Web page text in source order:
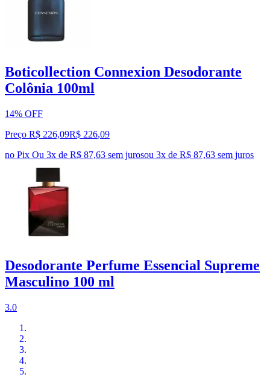
Boticollection Connexion Desodorante
Colônia 100ml
14% OFF
Preço R$ 226,09R$ 226,09
no Pix Ou 3x de R$ 87,63 sem jurosou 3x de R$ 87,63 sem juros
Desodorante Perfume Essencial Supreme
Masculino 100 ml
3.0